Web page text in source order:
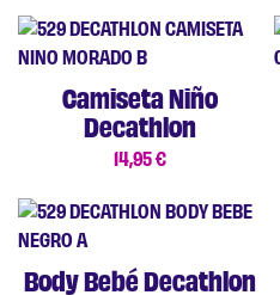
Camiseta Niño
Decathlon
14,95 €
Body Bebé Decathlon